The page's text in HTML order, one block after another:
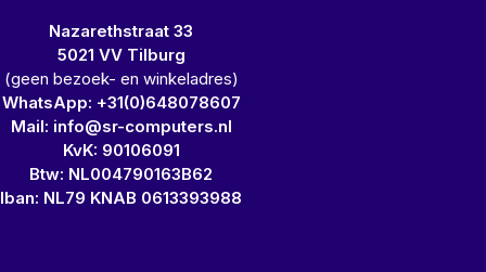
Nazarethstraat 33
5021 VV Tilburg
(geen bezoek- en winkeladres)
WhatsApp: +31(0)648078607
Mail: info@sr-computers.nl
KvK: 90106091
Btw: NL004790163B62
Iban: NL79 KNAB 0613393988